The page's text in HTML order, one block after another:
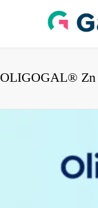
OLIGOGAL® Zn